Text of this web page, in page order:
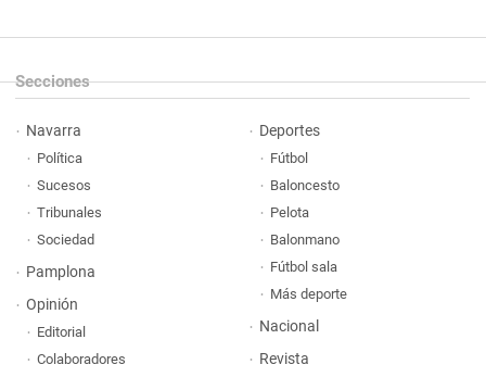
Secciones
Navarra
Política
Sucesos
Tribunales
Sociedad
Pamplona
Opinión
Editorial
Colaboradores
Deportes
Fútbol
Baloncesto
Pelota
Balonmano
Fútbol sala
Más deporte
Nacional
Revista